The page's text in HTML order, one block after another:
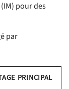
pour des
par
PRINCIPAL